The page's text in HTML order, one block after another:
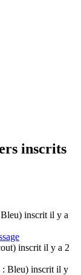
inscrits
inscrit il y a
inscrit il y a 2
: Bleu) inscrit il y